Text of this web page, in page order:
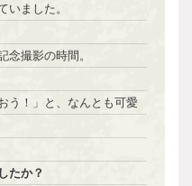
いました。
念撮影の時間。
う！」と、なんとも可愛
たか？